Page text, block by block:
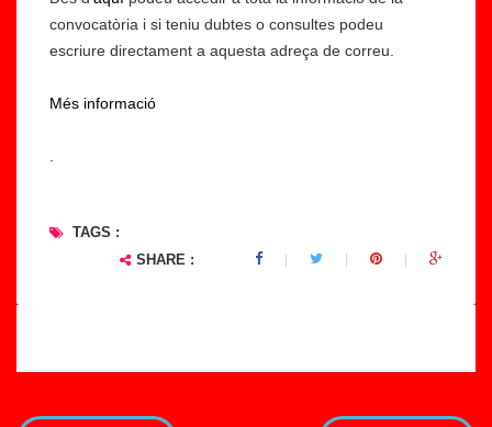
convocatòria i si teniu dubtes o consultes podeu
escriure directament a aquesta adreça de correu.
Més informació
TAGS :
SHARE :